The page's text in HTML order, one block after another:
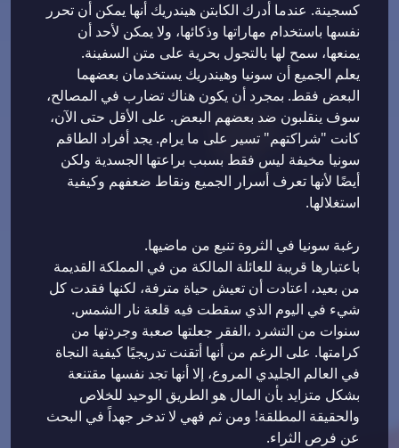
كسجينة. عندما أدرك الكابتن هيندريك أنها يمكن أن تحرر
نفسها باستخدام مهاراتها وذكائها، ولا يمكن لأحد أن
يمنعها، سمح لها بالتجول بحرية على متن السفينة.
يعلم الجميع أن سونيا وهيندريك يستخدمان بعضهما
البعض فقط. بمجرد أن يكون هناك تضارب في المصالح،
سوف ينقلبون ضد بعضهم البعض. على الأقل حتى الآن،
كانت "شراكتهم" تسير على ما يرام. يجد أفراد الطاقم
سونيا مخيفة ليس فقط بسبب براعتها الجسدية ولكن
أيضًا لأنها تعرف أسرار الجميع ونقاط ضعفهم وكيفية
استغلالها.
رغبة سونيا في الثروة تنبع من ماضيها.
باعتبارها قريبة للعائلة المالكة من في المملكة القديمة
من بعيد، اعتادت أن تعيش حياة مترفة، لكنها فقدت كل
شيء في اليوم الذي سقطت فيه قلعة نار الشمس.
سنوات من التشرد ،الفقر جعلتها صعبة وجردتها من
كرامتها. على الرغم من أنها أتقنت تدريجيًا كيفية النجاة
في العالم الجليدي المروع، إلا أنها تجد نفسها مقتنعة
بشكل متزايد بأن المال هو الطريق الوحيد للخلاص
والحقيقة المطلقة! ومن ثم فهي لا تدخر جهداً في البحث
عن فرص الثراء.